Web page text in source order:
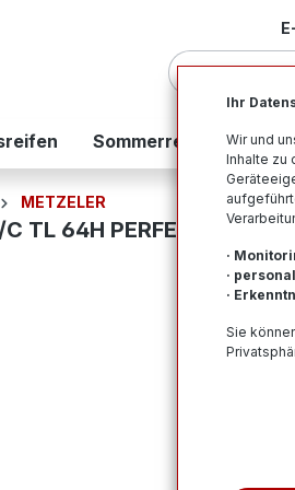
Sommerreifen
METZELER
TL 64H PERFECT ME 77
Ihr
Wir und
Inhalte zu
·
·
·
Sie